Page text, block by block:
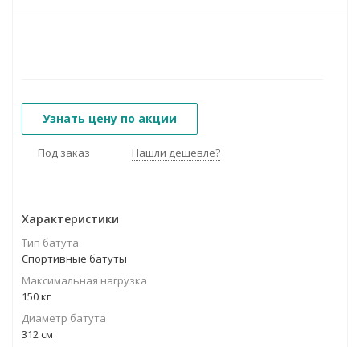
Узнать цену по акции
Под заказ Нашли дешевле?
Характеристики
Тип батута
Спортивные батуты
Максимальная нагрузка
150 кг
Диаметр батута
312 см